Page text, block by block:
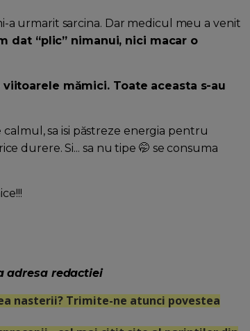
urmarit sarcina. Dar medicul meu a venit
dat “plic” nimanui, nici macar o
mămici. Toate aceasta s-au
calmul, sa isi păstreze energia pentru
durere. Si... sa nu tipe 🤭 se consuma
adresa redactiei
nasterii? Trimite-ne atunci povestea